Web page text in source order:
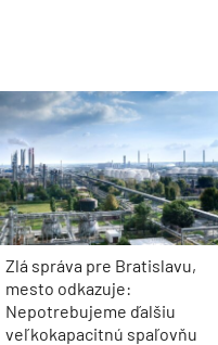
Zlá správa pre Bratislavu,
mesto odkazuje:
Nepotrebujeme ďalšiu
veľkokapacitnú spaľovňu